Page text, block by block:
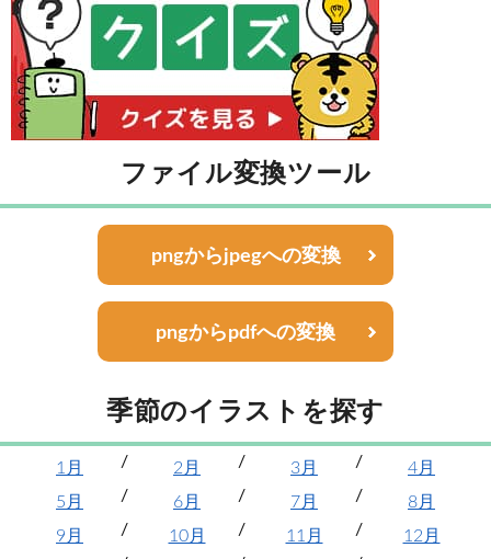
ファイル変換ツール
pngからjpegへの変換
pngからpdfへの変換
季節のイラストを探す
1月 2月 3月
4月
5月
6月 7月
8月
9月
10月 11月
12月